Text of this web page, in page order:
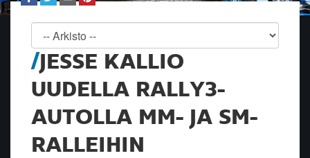
JESSE KALLIO
UUDELLA RALLY3-
AUTOLLA MM- JA SM-
RALLEIHIN